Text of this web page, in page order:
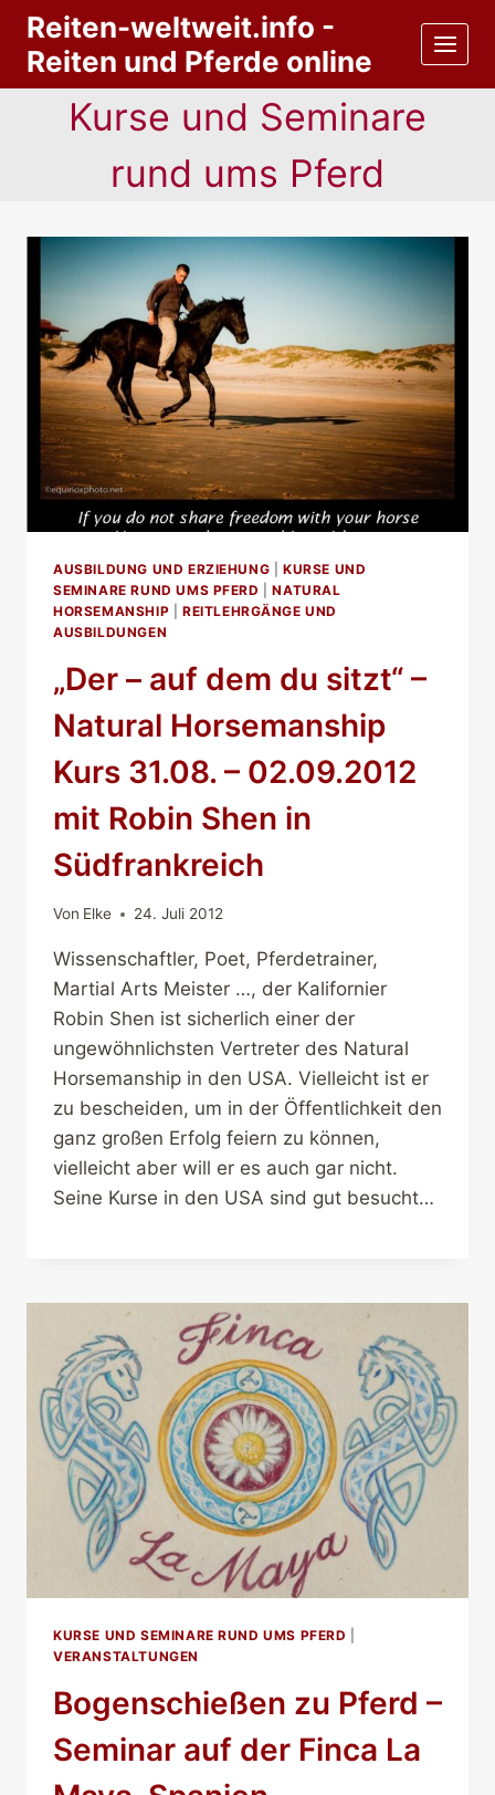
Zum
Inhalt
springen
Reiten-weltweit.info -
Reiten und Pferde online
Kurse und Seminare
rund ums Pferd
AUSBILDUNG UND ERZIEHUNG |KURSE UND
SEMINARE RUND UMS PFERD
|NATURAL
HORSEMANSHIP
REITLEHRGÄNGE UND
AUSBILDUNGEN
„Der – auf dem du sitzt“ –
Natural Horsemanship
Kurs 31.08. – 02.09.2012
mit Robin Shen in
Südfrankreich
Von Elke 24. Juli 2012
Wissenschaftler, Poet, Pferdetrainer,
Martial Arts Meister …, der Kalifornier
Robin Shen ist sicherlich einer der
ungewöhnlichsten Vertreter des Natural
Horsemanship in den USA. Vielleicht ist er
zu bescheiden, um in der Öffentlichkeit den
ganz großen Erfolg feiern zu können,
vielleicht aber will er es auch gar nicht.
Seine Kurse in den USA sind gut besucht…
KURSE UND SEMINARE RUND UMS PFERD
VERANSTALTUNGEN
Bogenschießen zu Pferd –
Seminar auf der Finca La